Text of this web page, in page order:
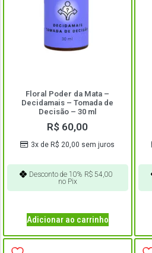
Floral Poder da Mata –
Decidamais – Tomada de
Decisão – 30 ml
R$ 60,00
3x de R$ 20,00 sem juros
Desconto de 10% R$ 54,00
no Pix
Adicionar ao carrinho